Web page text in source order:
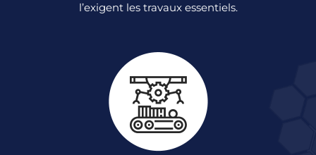
l’exigent les travaux essentiels.